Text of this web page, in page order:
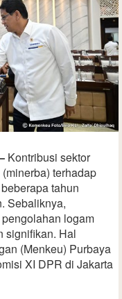
Kontribusi sektor
terhadap
tahun
Sebaliknya,
logam
signifikan. Hal
(Menkeu) Purbaya
XI DPR di Jakarta